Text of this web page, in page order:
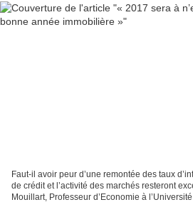
Faut-il avoir peur d’une remontée des taux
de crédit et l’activité des marchés resteront
Mouillart, Professeur d’Economie à